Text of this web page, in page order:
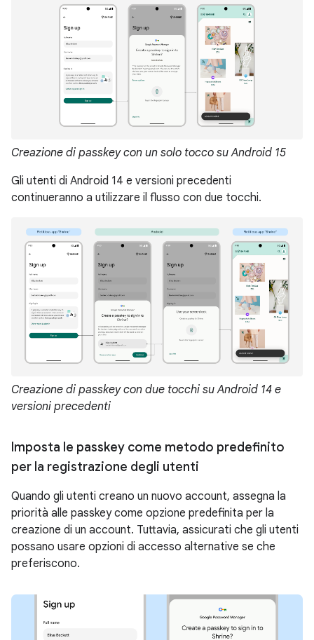
Creazione di passkey con un solo tocco su Android 15
Gli utenti di Android 14 e versioni precedenti
continueranno a utilizzare il flusso con due tocchi.
Creazione di passkey con due tocchi su Android 14 e
versioni precedenti
Imposta le passkey come metodo predefinito
per la registrazione degli utenti
Quando gli utenti creano un nuovo account, assegna la
priorità alle passkey come opzione predefinita per la
creazione di un account. Tuttavia, assicurati che gli utenti
possano usare opzioni di accesso alternative se che
preferiscono.